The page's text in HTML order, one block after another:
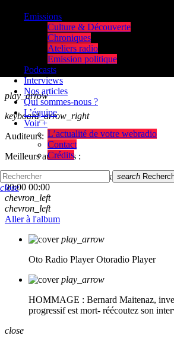
play_arrow
keyboard_arrow_right
Auditeurs:
Meilleurs auditeurs :
skip_previous
skip_next
00:00 00:00
chevron_left
chevron_left
Aller à l'album
play_arrow
Oto Radio Player Otoradio Player
play_arrow
HOMMAGE : Bernard Maitenaz,
progressif est mort- réécoutez son
Emissions
Culture & Découverte
Chroniques
Ateliers radio
Emission politique
Podcasts
Interviews
Nos articles
Qui sommes-nous ?
L’équipe
Voir +
L’actualité de votre webradio
Contact
Crédits
search
close
close